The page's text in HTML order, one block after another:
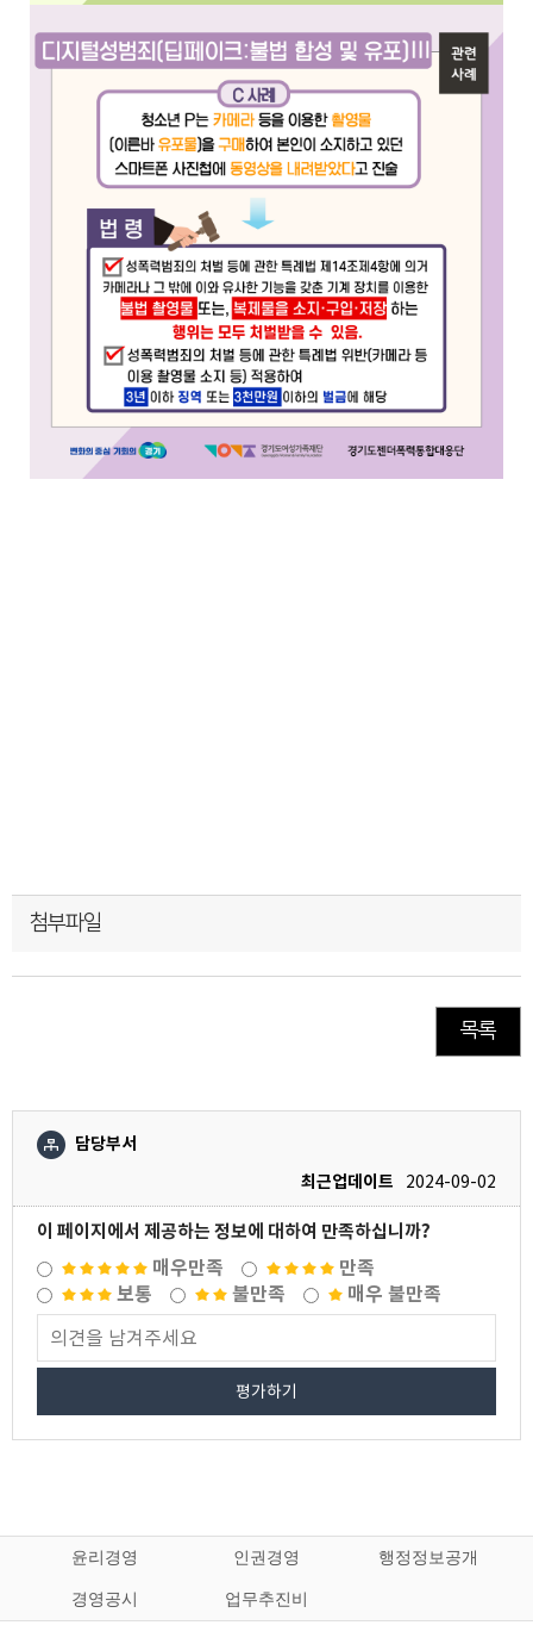
첨부파일
목록
담당부서
최근업데이트
2024-09-02
이 페이지에서 제공하는 정보에 대하여 만족하십니까?
매우만족
만족
보통
불만족 매우 불만족
평가하기
윤리경영 인권경영 행정정보공개
경영공시 업무추진비